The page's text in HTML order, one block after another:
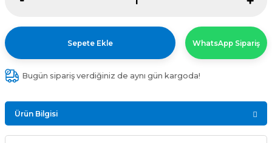
Sepete Ekle WhatsApp Sipariş
Bugün sipariş verdiğiniz de aynı gün kargoda!
Ürün Bilgisi